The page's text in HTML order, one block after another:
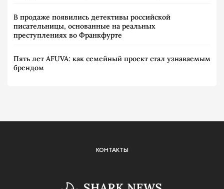
В продаже появились детективы российской
писательницы, основанные на реальных
преступлениях во Франкфурте
Пять лет AFUVA: как семейный проект стал узнаваемым
брендом
КОНТАКТЫ